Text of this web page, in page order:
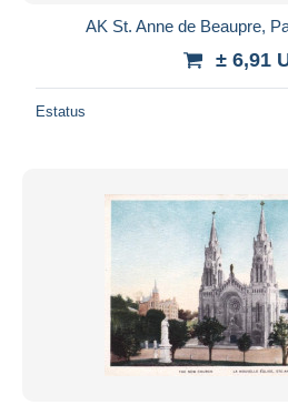
AK St. Anne de Beaupre,
± 6,91
Estatus